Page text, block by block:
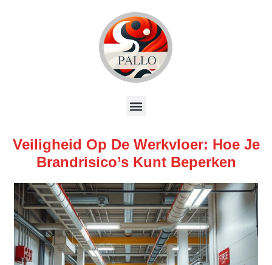
Veiligheid Op De Werkvloer: Hoe Je
Brandrisico’s Kunt Beperken